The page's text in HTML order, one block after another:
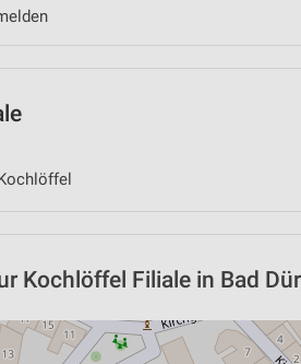
Kochlöffel Filiale in Bad